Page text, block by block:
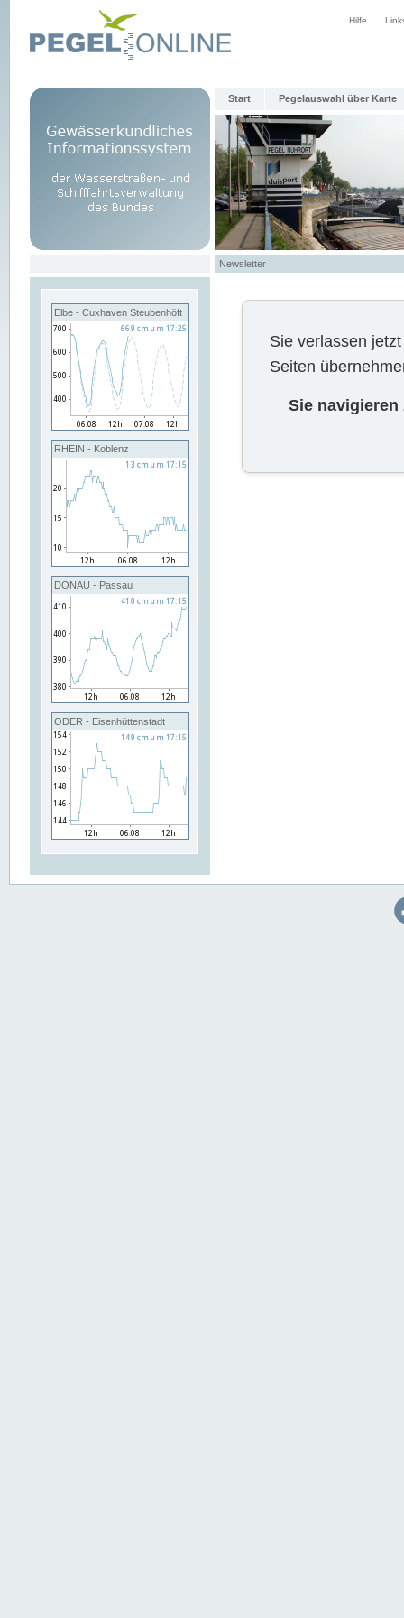
Hilfe
Start Pegelauswahl über Karte
Newsletter
Elbe - Cuxhaven Steubenhöft
RHEIN - Koblenz
DONAU - Passau
ODER - Eisenhüttenstadt
Sie verlassen
Seiten
Sie